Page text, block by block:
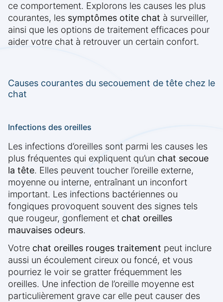
ce comportement. Explorons les causes les plus
courantes, les symptômes otite chat à surveiller,
ainsi que les options de traitement efficaces pour
aider votre chat à retrouver un certain confort.
Causes courantes du secouement de tête chez le
chat
Infections des oreilles
Les infections d’oreilles sont parmi les causes les
plus fréquentes qui expliquent qu’un chat secoue
la tête. Elles peuvent toucher l’oreille externe,
moyenne ou interne, entraînant un inconfort
important. Les infections bactériennes ou
fongiques provoquent souvent des signes tels
que rougeur, gonflement et chat oreilles
mauvaises odeurs.
Votre chat oreilles rouges traitement peut inclure
aussi un écoulement cireux ou foncé, et vous
pourriez le voir se gratter fréquemment les
oreilles. Une infection de l’oreille moyenne est
particulièrement grave car elle peut causer des